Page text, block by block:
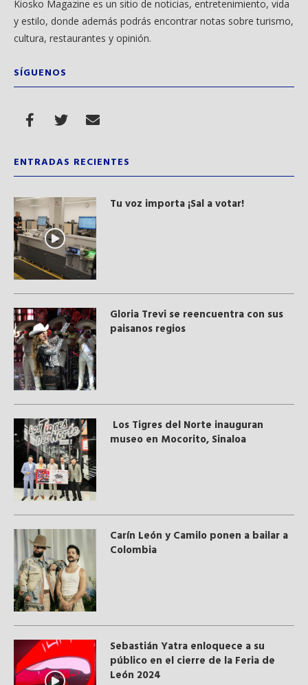
Kiosko Magazine es un sitio de noticias, entretenimiento, vida
y estilo, donde además podrás encontrar notas sobre turismo,
cultura, restaurantes y opinión.
SÍGUENOS
ENTRADAS RECIENTES
Tu voz importa ¡Sal a votar!
Gloria Trevi se reencuentra con sus
paisanos regios
Los Tigres del Norte inauguran
museo en Mocorito, Sinaloa
Carín León y Camilo ponen a bailar a
Colombia
Sebastián Yatra enloquece a su
público en el cierre de la Feria de
León 2024